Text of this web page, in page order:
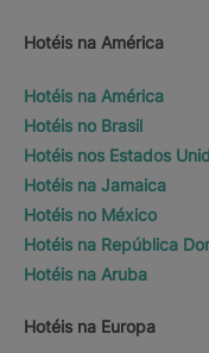
Hotéis na América
Hotéis na América
Hotéis no Brasil
Hotéis nos Estados
Hotéis na Jamaica
Hotéis no México
Hotéis na República
Hotéis na Aruba
Hotéis na Europa